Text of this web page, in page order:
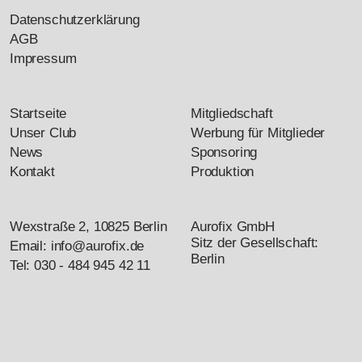
e
Startseite
Unser Club
News
Kontakt
Mitgliedschaft
Werbung für Mitglieder
Sponsoring
Produktion
Wexstraße 2, 10825 Berlin
Email: info@aurofix.de
Tel: 030 - 484 945 42 11
Aurofix GmbH
Sitz der Gesellschaft:
Berlin
Datenschutzerklärung
AGB
Impressum